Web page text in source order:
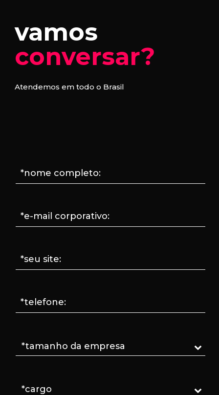
vamos
conversar?
Atendemos em todo o Brasil
*nome completo:
*e-mail corporativo:
*seu site:
*telefone: